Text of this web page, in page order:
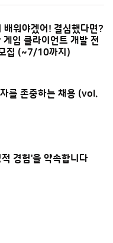
배워야겠어! 결심했다면?
임 클라이언트 개발 전
집 (~7/10까지)
를 존중하는 채용 (vol.
경험'을 약속합니다